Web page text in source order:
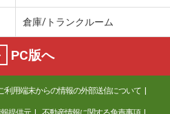
倉庫/トランクルーム
PC版へ
利用端末からの情報の外部送信について